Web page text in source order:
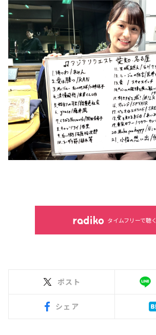
タイムフリーで聴く
ポスト
シェア